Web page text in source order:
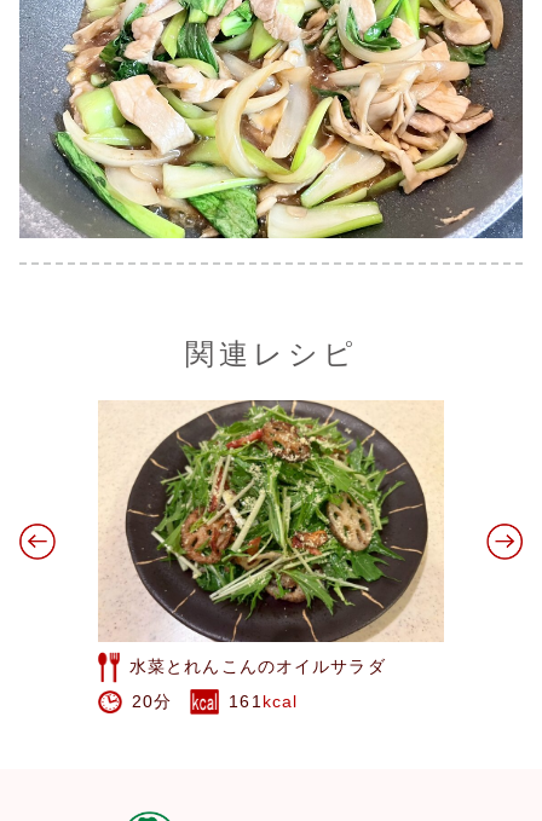
関連レシピ
水菜とれんこんのオイルサラダ
20分
161 kcal